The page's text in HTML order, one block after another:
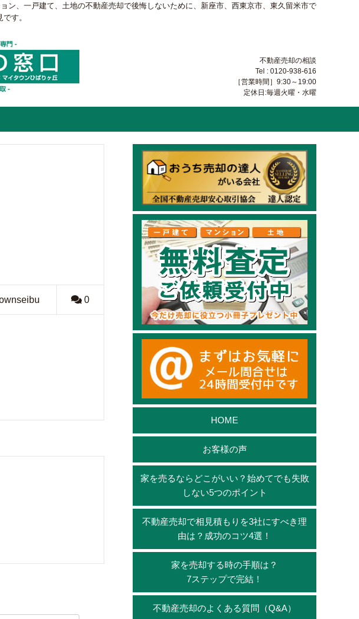
、一戸建て、土地の不動産売却で後悔しないために、新座市、西東京市、東久留米市で
す。
不動産売却の相談
Tel : 0120-938-616
［営業時間］9:30～19:00
定休日:毎週火曜・水曜
0
HOME
お客様の声
家を売るならどこがいい？始めてでも失敗
しない5つのポイント
不動産売却で相見積もりを3社にすべき理
由は？成功のコツ4選！
家を売却する時の手順は？
7ステップで完結！
不動産売却のよくある質問（Q&A）